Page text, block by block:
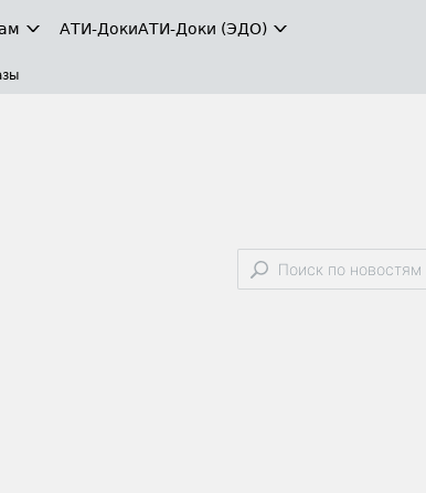
АТИ-ДокиАТИ-Доки (ЭДО)